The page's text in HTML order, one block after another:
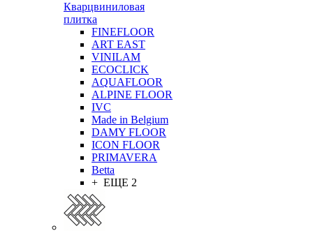
Кварцвиниловая
плитка
FINEFLOOR
ART EAST
VINILAM
ECOCLICK
AQUAFLOOR
ALPINE FLOOR
IVC
Made in Belgium
DAMY FLOOR
ICON FLOOR
PRIMAVERA
Betta
+ ЕЩЕ 2